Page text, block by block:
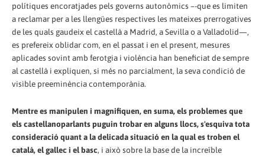
polítiques encoratjades pels governs autonòmics –-que es limiten
a reclamar per a les llengües respectives les mateixes prerrogatives
de les quals gaudeix el castellà a Madrid, a Sevilla o a Valladolid—,
es prefereix oblidar com, en el passat i en el present, mesures
aplicades sovint amb ferotgia i violència han beneficiat de sempre
al castellà i expliquen, si més no parcialment, la seva condició de
visible preeminència contemporània.
Mentre es manipulen i magnifiquen, en suma, els problemes que
els castellanoparlants puguin trobar en alguns llocs, s'esquiva tota
consideració quant a la delicada situació en la qual es troben el
català, el gallec i el basc, i això sobre la base de la increïble